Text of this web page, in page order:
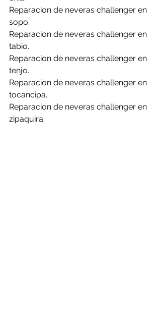
Reparacion de neveras challenger en
sopo.
Reparacion de neveras challenger en
tabio.
Reparacion de neveras challenger en
tenjo.
Reparacion de neveras challenger en
tocancipa.
Reparacion de neveras challenger en
zipaquira.